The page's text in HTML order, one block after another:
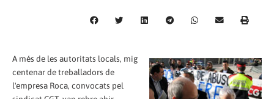
A més de les autoritats locals, mig
centenar de treballadors de
l'empresa Roca, convocats pel